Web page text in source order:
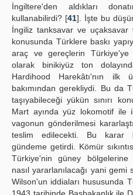
İngiltere'den aldıkları
kullanabilirdi? [41]. İşte bu
İngiliz tanksavar ve uçaksavar
konusunda Türklere baskı
araç ve gereçlerin Türkiye'ye
olarak binikiyüz ton
Hardihood Harekâtı'nın ilk
bakımından gerekliydi. Bu da
taşıyabileceği yükün sınırı
Mart ayında yüz lokomotif ile
vagonun gönderilmesi
teslim edilecekti. Bu karar
gündeme getirdi. Kömür
Türkiye'nin güney bölgelerine
nasıl yararlanılacağı yani gemi
Wilson'un iddiaları hususunda